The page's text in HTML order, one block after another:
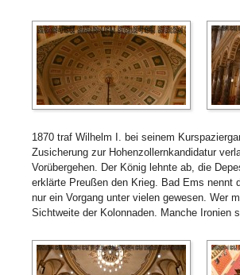
1870 traf Wilhelm I. bei seinem
Zusicherung zur Hohenzollernkandidatur
Vorübergehen. Der König lehnte ab, die
erklärte Preußen den Krieg. Bad Ems nennt
nur ein Vorgang unter vielen gewesen. Wer
Sichtweite der Kolonnaden. Manche Ironien